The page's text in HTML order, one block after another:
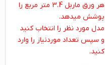
هر ورق ماربل 3.4 متر مربع را
پوشش میدهد.
مدل مورد نظر را انتخاب کنید
و سپس تعداد موردنیاز را وارد
کنید.